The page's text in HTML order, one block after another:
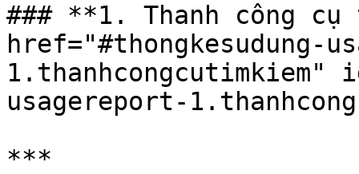
### **1. Thanh công
href="#thongkesudung-
1.thanhcongcutimkiem"
usagereport-
***